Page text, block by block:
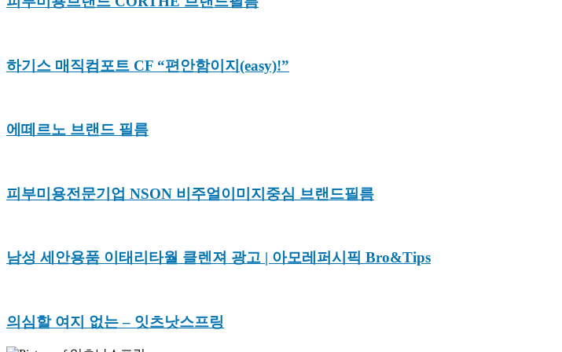
하기스 매직컴포트 CF “편안함이지(easy)!”
에떼르노 브랜드 필름
피부미용전문기업 NSON 비주얼이미지중심 브랜드필름
남성 세안용품 이태리타월 클렌져 광고 | 아모레퍼시픽 Bro&Tips
의심할 여지 없는– 잇츠낫스프링